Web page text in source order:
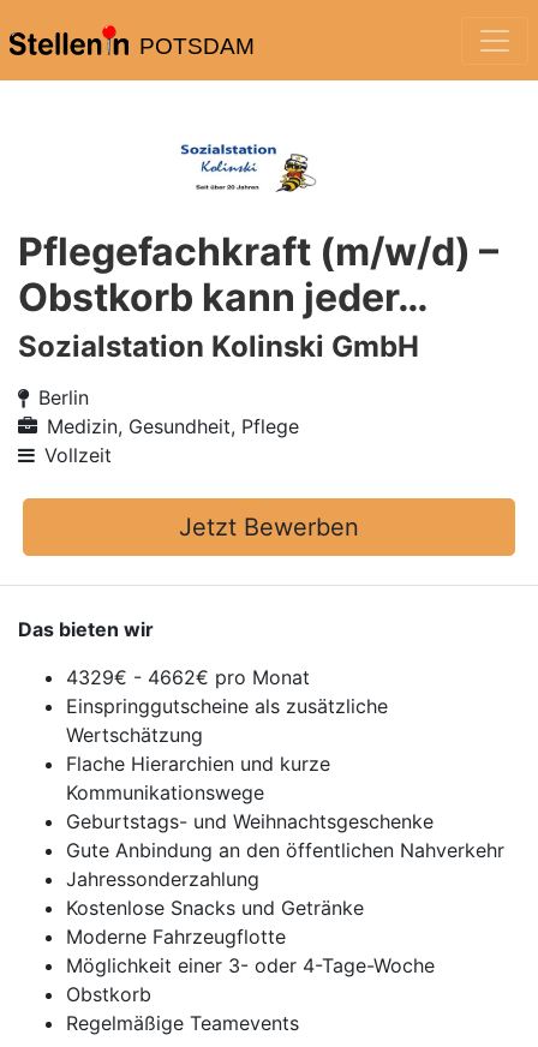
POTSDAM
Pflegefachkraft (m/w/d) –
Obstkorb kann jeder…
Sozialstation Kolinski GmbH
Berlin
Medizin, Gesundheit, Pflege
Vollzeit
Jetzt Bewerben
Das bieten wir
4329€ - 4662€ pro Monat
Einspringgutscheine als zusätzliche
Wertschätzung
Flache Hierarchien und kurze
Kommunikationswege
Geburtstags- und Weihnachtsgeschenke
Gute Anbindung an den öffentlichen Nahverkehr
Jahressonderzahlung
Kostenlose Snacks und Getränke
Moderne Fahrzeugflotte
Möglichkeit einer 3- oder 4-Tage-Woche
Obstkorb
Regelmäßige Teamevents